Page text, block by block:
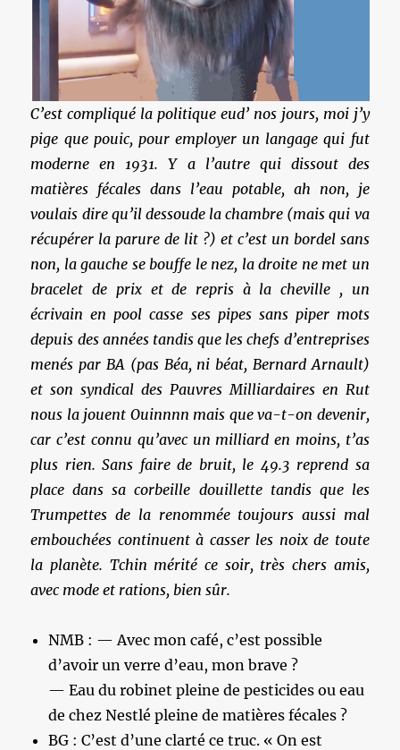
C’est compliqué la politique eud’ nos jours, moi j’y
pige que pouic, pour employer un langage qui fut
moderne en 1931. Y a l’autre qui dissout des
matières fécales dans l’eau potable, ah non, je
voulais dire qu’il dessoude la chambre (mais qui va
récupérer la parure de lit ?) et c’est un bordel sans
non, la gauche se bouffe le nez, la droite ne met un
bracelet de prix et de repris à la cheville , un
écrivain en pool casse ses pipes sans piper mots
depuis des années tandis que les chefs d’entreprises
menés par BA (pas Béa, ni béat, Bernard Arnault)
et son syndical des Pauvres Milliardaires en Rut
nous la jouent Ouinnnn mais que va-t-on devenir,
car c’est connu qu’avec un milliard en moins, t’as
plus rien. Sans faire de bruit, le 49.3 reprend sa
place dans sa corbeille douillette tandis que les
Trumpettes de la renommée toujours aussi mal
embouchées continuent à casser les noix de toute
la planète. Tchin mérité ce soir, très chers amis,
avec mode et rations, bien sûr.
NMB : — Avec mon café, c’est possible
d’avoir un verre d’eau, mon brave ?
— Eau du robinet pleine de pesticides ou eau
de chez Nestlé pleine de matières fécales ?
BG : C’est d’une clarté ce truc. « On est